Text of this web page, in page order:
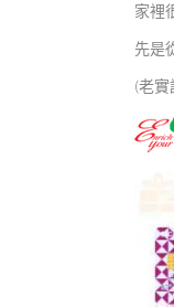
家裡
先是
(老